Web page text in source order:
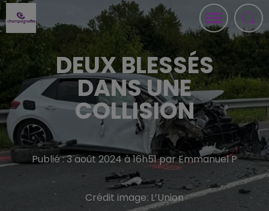
DEUX BLESSÉS
DANS UNE
COLLISION
Publié : 3 août 2024 à 16h51 par Emmanuel P
Crédit image: L’Union